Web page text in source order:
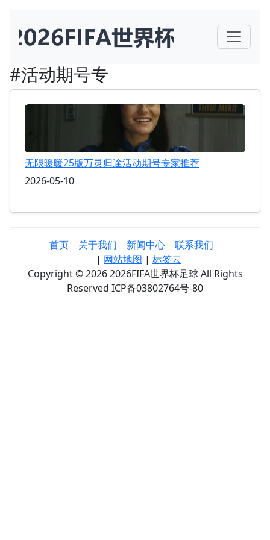
#活动期号专
无限暖暖25版万灵归途活动期号专家推荐
2026-05-10
首页 关于我们 新闻中心
联系我们
| 网站地图 | 标签云
Copyright © 2026 2026FIFA世界杯足球 All Rights
Reserved ICP备03802764号-80